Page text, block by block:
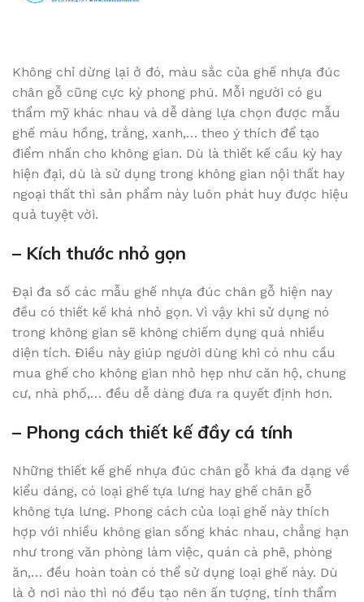
Không chỉ dừng lại ở đó, màu sắc của ghế nhựa đúc
chân gỗ cũng cực kỳ phong phú. Mỗi người có gu
thẩm mỹ khác nhau và dễ dàng lựa chọn được mẫu
ghế màu hồng, trắng, xanh,… theo ý thích để tạo
điểm nhấn cho không gian. Dù là thiết kế cầu kỳ hay
hiện đại, dù là sử dụng trong không gian nội thất hay
ngoại thất thì sản phẩm này luôn phát huy được hiệu
quả tuyệt vời.
– Kích thước nhỏ gọn
Đại đa số các mẫu ghế nhựa đúc chân gỗ hiện nay
đều có thiết kế khá nhỏ gọn. Vì vậy khi sử dụng nó
trong không gian sẽ không chiếm dụng quá nhiều
diện tích. Điều này giúp người dùng khi có nhu cầu
mua ghế cho không gian nhỏ hẹp như căn hộ, chung
cư, nhà phố,… đều dễ dàng đưa ra quyết định hơn.
– Phong cách thiết kế đầy cá tính
Những thiết kế ghế nhựa đúc chân gỗ khá đa dạng về
kiểu dáng, có loại ghế tựa lưng hay ghế chân gỗ
không tựa lưng. Phong cách của loại ghế này thích
hợp với nhiều không gian sống khác nhau, chẳng hạn
như trong văn phòng làm việc, quán cà phê, phòng
ăn,… đều hoàn toàn có thể sử dụng loại ghế này. Dù
là ở nơi nào thì nó đều tạo nên ấn tượng, tính thẩm